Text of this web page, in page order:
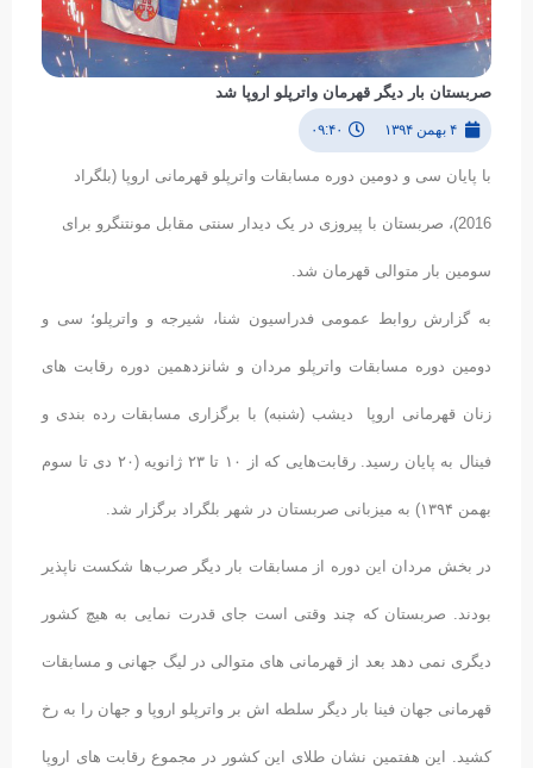
صربستان بار دیگر قهرمان واترپلو اروپا شد
۴ بهمن ۱۳۹۴ ۰۹:۴۰
با پایان سی و دومین دوره مسابقات واترپلو قهرمانی اروپا (بلگراد
2016)، صربستان با پیروزی در یک دیدار سنتی مقابل مونتنگرو برای
سومین بار متوالی قهرمان شد.
به گزارش روابط عمومی فدراسیون شنا، شیرجه و واترپلو؛ سی و
دومین دوره مسابقات واترپلو مردان و شانزدهمین دوره رقابت های
زنان قهرمانی اروپا دیشب (شنبه) با برگزاری مسابقات رده بندی و
فینال به پایان رسید. رقابت‌هایی که از ۱۰ تا ۲۳ ژانویه (۲۰ دی تا سوم
بهمن ۱۳۹۴) به میزبانی صربستان در شهر بلگراد برگزار شد.
در بخش مردان این دوره از مسابقات بار دیگر صرب‌ها شکست ناپذیر
بودند. صربستان که چند وقتی است جای قدرت نمایی به هیچ کشور
دیگری نمی دهد بعد از قهرمانی های متوالی در لیگ جهانی و مسابقات
قهرمانی جهان فینا بار دیگر سلطه اش بر واترپلو اروپا و جهان را به رخ
کشید. این هفتمین نشان طلای این کشور در مجموع رقابت های اروپا